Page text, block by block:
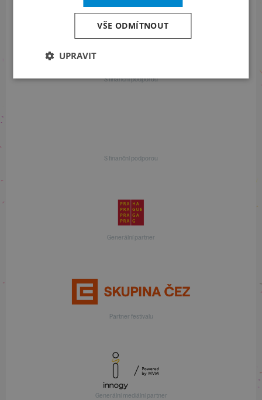
+420 257 310 414
S finanční podporou
S finanční podporou
Generální partner
Partner festivalu
Generální mediální partner
VŠE ODMÍTNOUT
UPRAVIT